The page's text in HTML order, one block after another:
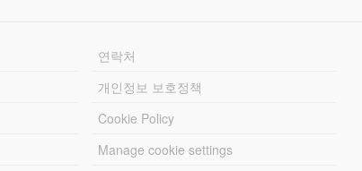
연락처
개인정보 보호정책
Cookie Policy
Manage cookie settings